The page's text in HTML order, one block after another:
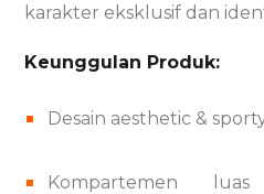
karakter eksklusif dan
Keunggulan Produk:
Desain aesthetic &
Kompartemen